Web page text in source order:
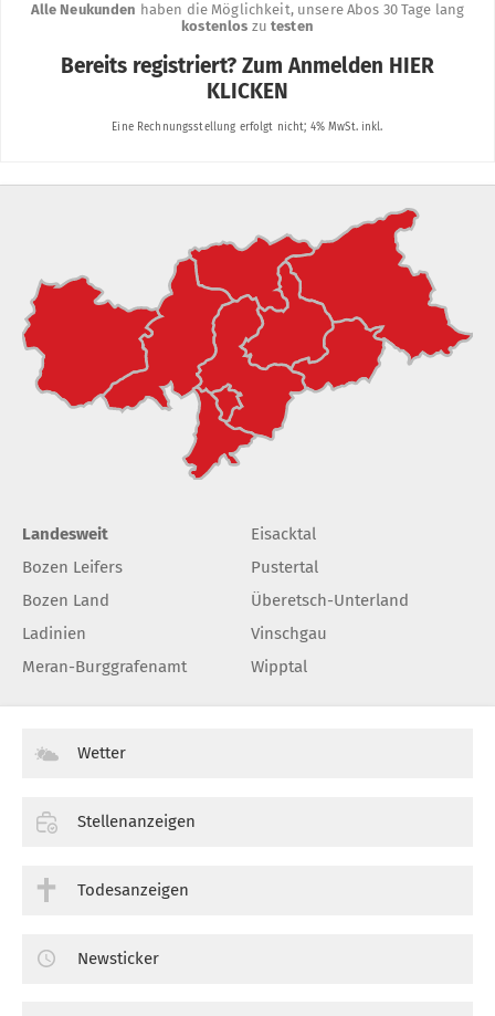
Landesweit
Bozen Leifers
Bozen Land
Ladinien
Meran-Burggrafenamt
Eisacktal
Pustertal
Überetsch-Unterland
Vinschgau
Wipptal
Wetter
Stellenanzeigen
Todesanzeigen
Newsticker